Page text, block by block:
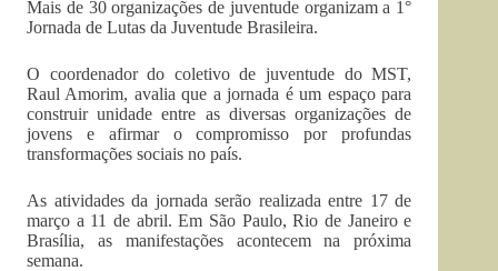
Mais de 30 organizações de juventude organizam a 1°
Jornada de Lutas da Juventude Brasileira.
O coordenador do coletivo de juventude do MST,
Raul Amorim, avalia que a jornada é um espaço para
construir unidade entre as diversas organizações de
jovens e afirmar o compromisso por profundas
transformações sociais no país.
As atividades da jornada serão realizada entre 17 de
março a 11 de abril. Em São Paulo, Rio de Janeiro e
Brasília, as manifestações acontecem na próxima
semana.